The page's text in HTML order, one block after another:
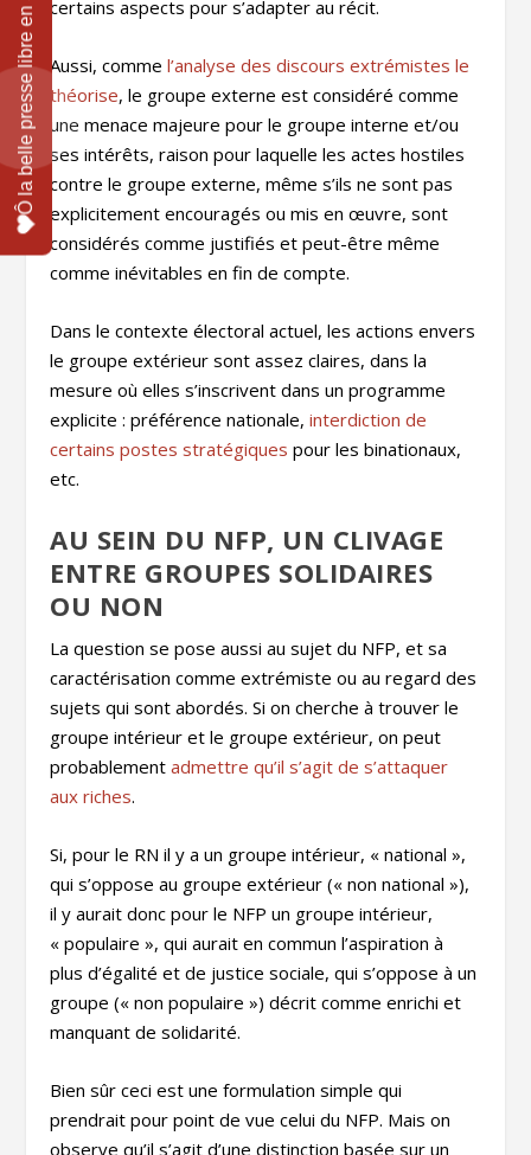
certains aspects pour s’adapter au récit.
Aussi, commel’analyse des discours extrémistes le
théorise, le groupe externe est considéré comme
une menace majeure pour le groupe interne et/ou
ses intérêts, raison pour laquelle les actes hostiles
contre le groupe externe, même s’ils ne sont pas
explicitement encouragés ou mis en œuvre, sont
considérés comme justifiés et peut-être même
comme inévitables en fin de compte.
Dans le contexte électoral actuel, les actions envers
le groupe extérieur sont assez claires, dans la
mesure où elles s’inscrivent dans un programme
explicite : préférence nationale,interdiction de
certains postes stratégiques pour les binationaux,
etc.
AU SEIN DU NFP, UN CLIVAGE
ENTRE GROUPES SOLIDAIRES
OU NON
La question se pose aussi au sujet du NFP, et sa
caractérisation comme extrémiste ou au regard des
sujets qui sont abordés. Si on cherche à trouver le
groupe intérieur et le groupe extérieur, on peut
probablementadmettre qu’il s’agit de s’attaquer
aux riches.
Si, pour le RN il y a un groupe intérieur, « national »,
qui s’oppose au groupe extérieur (« non national »),
il y aurait donc pour le NFP un groupe intérieur,
« populaire », qui aurait en commun l’aspiration à
plus d’égalité et de justice sociale, qui s’oppose à un
groupe (« non populaire ») décrit comme enrichi et
manquant de solidarité.
Bien sûr ceci est une formulation simple qui
prendrait pour point de vue celui du NFP. Mais on
observe qu’il s’agit d’une distinction basée sur un